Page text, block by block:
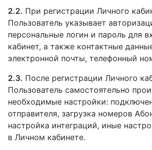
2.2. При регистрации Личного
Пользователь указывает
персональные логин и пароль для
кабинет, а также контактные
электронной почты, телефонный
2.3. После регистрации Личного
Пользователь самостоятельно
необходимые настройки:
отправителя, загрузка номеров
настройка интеграций, иные
в Личном кабинете.